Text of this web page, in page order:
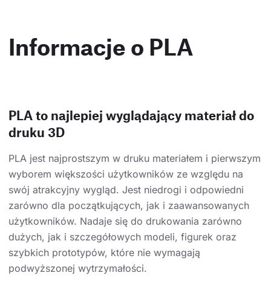
Informacje o PLA
PLA to najlepiej wyglądający materiał do
druku 3D
PLA jest najprostszym w druku materiałem i pierwszym
wyborem większości użytkowników ze względu na
swój atrakcyjny wygląd. Jest niedrogi i odpowiedni
zarówno dla początkujących, jak i zaawansowanych
użytkowników. Nadaje się do drukowania zarówno
dużych, jak i szczegółowych modeli, figurek oraz
szybkich prototypów, które nie wymagają
podwyższonej wytrzymałości.